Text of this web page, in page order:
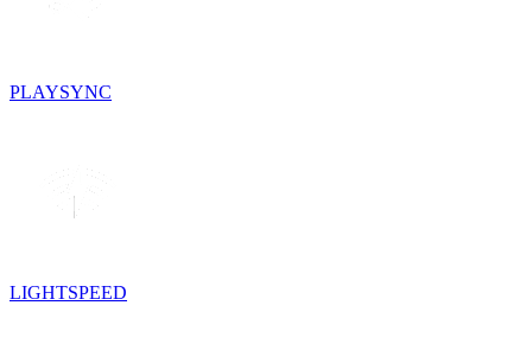
PLAYSYNC
LIGHTSPEED